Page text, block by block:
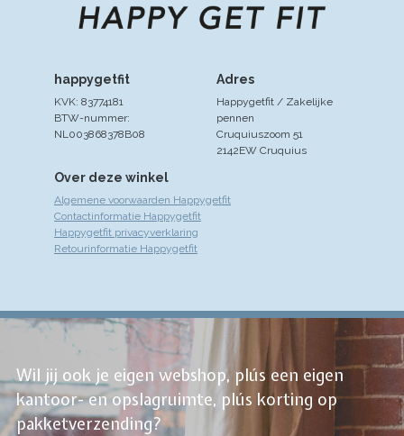
Over deze winkel
Algemene voorwaarden Happygetfit
Contactinformatie Happygetfit
Happygetfit privacyverklaring
Retourinformatie Happygetfit
Adres
Happygetfit / Zakelijke
pennen
Cruquiuszoom 51
2142EW Cruquius
happygetfit
KVK: 83774181
BTW-nummer:
NL003868378B08
Wil jij ook je eigen webshop, plús een eigen
kantoor- en opslagruimte, plús korting op
pakketverzending?